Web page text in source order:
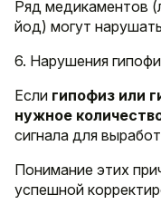
Ряд медикаментов
йод) могут
6. Нарушения
Если гипофиз или
нужное
сигнала для
Понимание этих
успешной